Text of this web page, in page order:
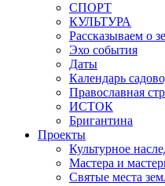
СПОРТ
КУЛЬТУРА
Рассказываем о
Эхо события
Даты
Календарь
Православная
ИСТОК
Бригантина
Проекты
Культурное
Мастера и
Святые места